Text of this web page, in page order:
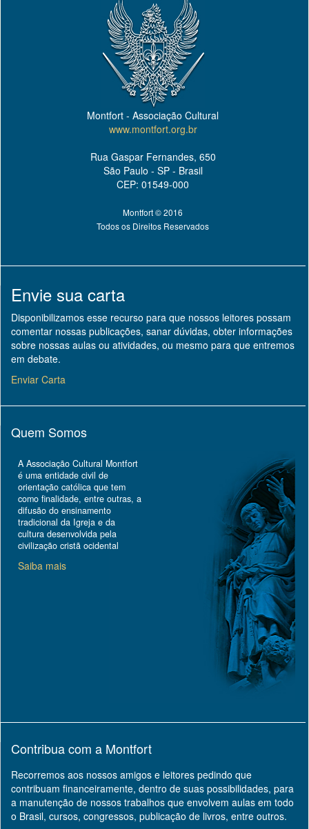
Montfort - Associação Cultural
www.montfort.org.br
Rua Gaspar Fernandes, 650
São Paulo - SP - Brasil
CEP: 01549-000
Montfort © 2016
Todos os Direitos Reservados
Envie sua carta
Disponibilizamos esse recurso para que nossos leitores possam
comentar nossas publicações, sanar dúvidas, obter informações
sobre nossas aulas ou atividades, ou mesmo para que entremos
em debate.
Enviar Carta
Quem Somos
A Associação Cultural Montfort
é uma entidade civil de
orientação católica que tem
como finalidade, entre outras, a
difusão do ensinamento
tradicional da Igreja e da
cultura desenvolvida pela
civilização cristã ocidental
Saiba mais
Contribua com a Montfort
Recorremos aos nossos amigos e leitores pedindo que
contribuam financeiramente, dentro de suas possibilidades, para
a manutenção de nossos trabalhos que envolvem aulas em todo
o Brasil, cursos, congressos, publicação de livros, entre outros.